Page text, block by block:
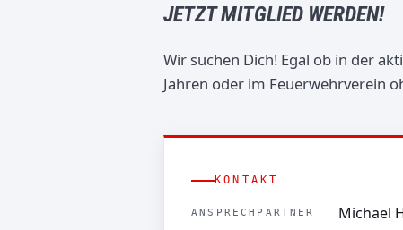
JETZT MITGLIED WERDEN!
Wir suchen Dich! Egal ob in der
Jahren oder im Feuerwehrverein
KONTAKT
ANSPRECHPARTNER Michael